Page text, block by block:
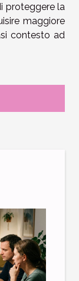
proteggere la
maggiore
contesto ad